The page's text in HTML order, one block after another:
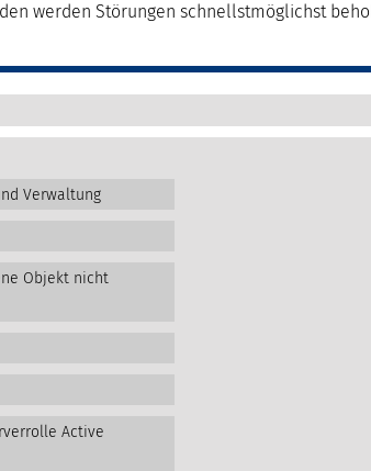
werden Störungen schnellstmöglichst
Verwaltung
Objekt nicht
Active